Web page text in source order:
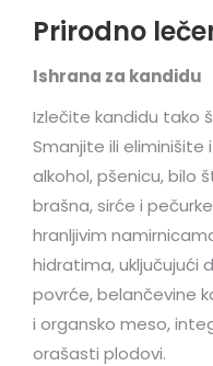
Prirodno
Ishrana za kandidu
Izlečite kandidu tako
Smanjite ili eliminišite
alkohol, pšenicu, bilo
brašna, sirće i
hranljivim
hidratima, uključujući
povrće, belančevine
i organsko meso,
orašasti plodovi.